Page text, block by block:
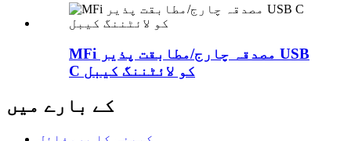
MFi مصدقہ چارج/مطابقت پذیر USB
C کو لائٹننگ کیبل
کے بارے میں